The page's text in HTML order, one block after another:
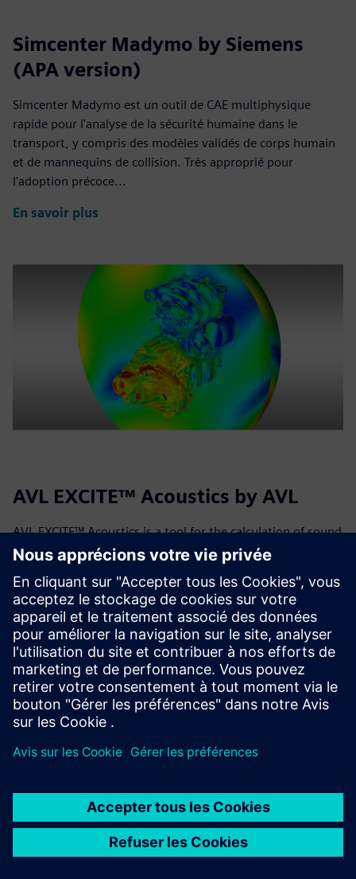
Simcenter Madymo by Siemens
(APA version)
Simcenter Madymo est un outil de CAE multiphysique
rapide pour l'analyse de la sécurité humaine dans le
transport, y compris des modèles validés de corps humain
et de mannequins de collision. Très approprié pour
l'adoption précoce...
En savoir plus
AVL EXCITE™ Acoustics by AVL
AVL EXCITE™ Acoustics is a tool for the calculation of sound
radiation in free field from vibrating structures such as
engines, gear boxes, e-axles or any other power units using
the Wave Based Technique (WBT).
En savoir plus